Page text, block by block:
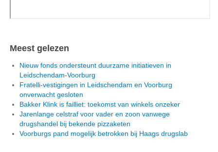
Meest gelezen
Nieuw fonds ondersteunt duurzame initiatieven in
Leidschendam-Voorburg
Fratelli-vestigingen in Leidschendam en Voorburg
onverwacht gesloten
Bakker Klink is failliet: toekomst van winkels onzeker
Jarenlange celstraf voor vader en zoon vanwege
drugshandel bij bekende pizzaketen
Voorburgs pand mogelijk betrokken bij Haags drugslab